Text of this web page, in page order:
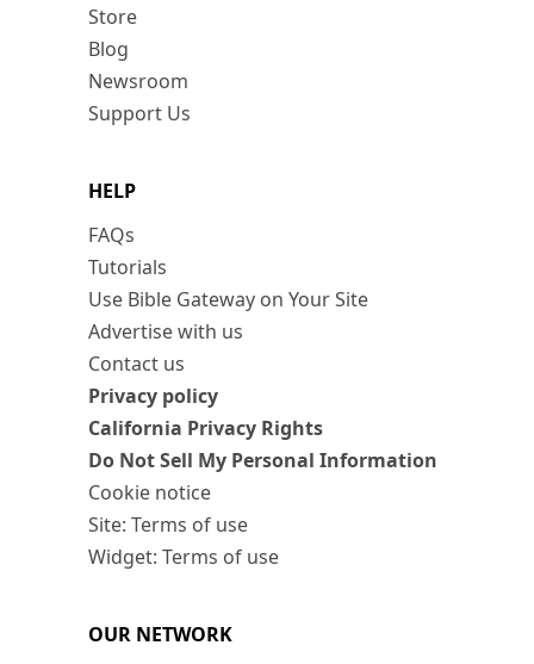
Store
Blog
Newsroom
Support Us
HELP
FAQs
Tutorials
Use Bible Gateway on Your Site
Advertise with us
Contact us
Privacy policy
California Privacy Rights
Do Not Sell My Personal Information
Cookie notice
Site: Terms of use
Widget: Terms of use
OUR NETWORK